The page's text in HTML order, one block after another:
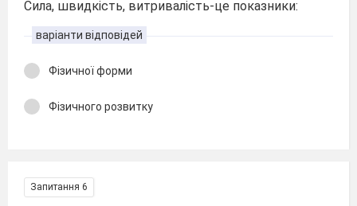
Сила, швидкість, витривалість-це показники:
варіанти відповідей
Фізичної форми
Фізичного розвитку
Запитання 6